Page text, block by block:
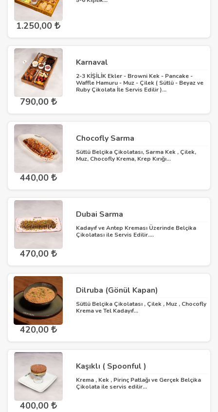
1.250,00
790,00
Karnaval
2-3 KİŞİLİK Ekler - Browni Kek - Pancake -
Waffle Hamuru - Muz - Çilek ( Sütlü - Beyaz ve
Ruby Çikolata İle Servis Edilir )...
440,00
Chocofly Sarma
Sütlü Belçika Çikolatası, Sarma Kek , Çilek,
Muz, Chocofly Krema, Krep Kırığı...
470,00
Dubai Sarma
Kadayıf ve Antep Kreması Üzerinde Belçika
Çikolatası ile Servis Edilir....
420,00
Dilruba (Gönül Kapan)
Sütlü Belçika Çikolatası , Çilek , Muz , Chocofly
Krema ve Tel Kadayıf...
400,00
Kaşıklı ( Spoonful )
Krema , Kek , Pirinç Patlağı ve Gerçek Belçika
Çikolata ile servis edilir...